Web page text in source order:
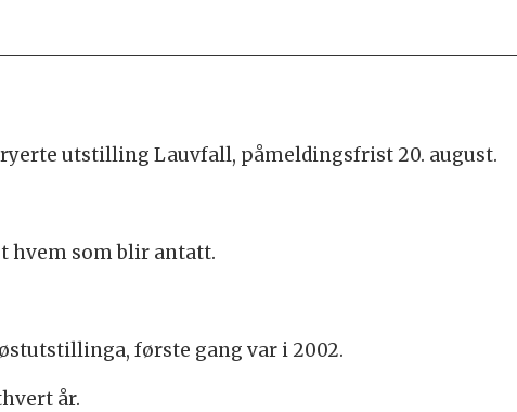
utstilling Lauvfall, påmeldingsfrist 20. august.
hvem som blir antatt.
første gang var i 2002.
år.